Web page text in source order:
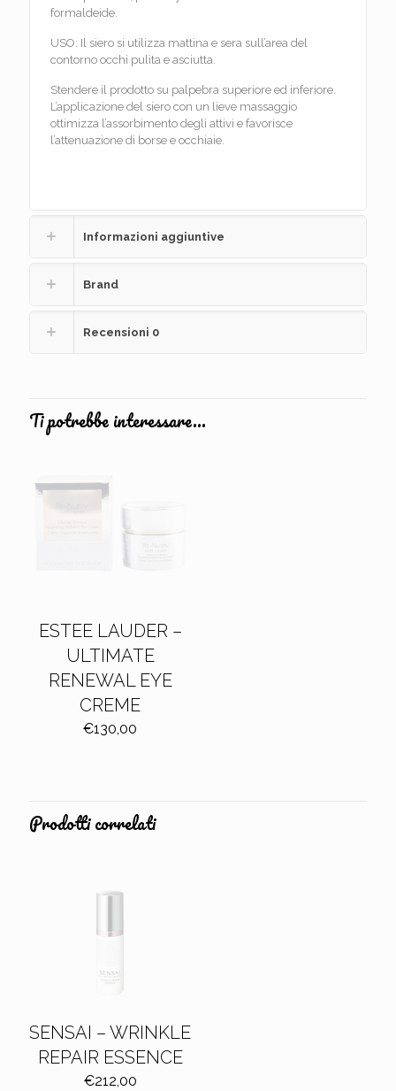
formaldeide.
USO: Il siero si utilizza mattina e sera sull’area del
contorno occhi pulita e asciutta.
Stendere il prodotto su palpebra superiore ed inferiore.
L’applicazione del siero con un lieve massaggio
ottimizza l’assorbimento degli attivi e favorisce
l’attenuazione di borse e occhiaie.
Informazioni aggiuntive
Brand
Recensioni 0
Ti potrebbe interessare…
ESTEE LAUDER –
ULTIMATE
RENEWAL EYE
CREME
€130,00
Prodotti correlati
SENSAI – WRINKLE
REPAIR ESSENCE
€212,00